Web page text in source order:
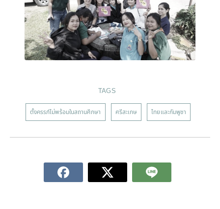
TAGS
ตั้งครรภ์ไม่พร้อมในสถานศึกษา ศรีสะเกษ ไทยและกัมพูชา